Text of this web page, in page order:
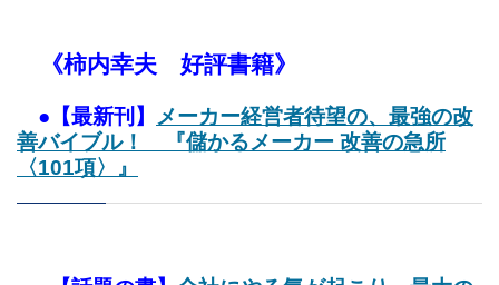
《柿内幸夫 好評書籍》
●【最新刊】
メーカー経営者待望の、最強の改
善バイブル！ 『儲かるメーカー 改善の急所
〈101項〉』